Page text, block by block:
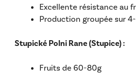
Excellente résistance au
Production groupée sur
Stupické Polni Rane (Stupice) :
Fruits de 60-80g